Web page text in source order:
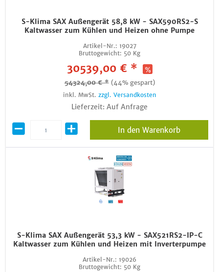
S-Klima SAX Außengerät 58,8 kW - SAX590RS2-S
Kaltwasser zum Kühlen und Heizen ohne Pumpe
Artikel-Nr.: 19027
Bruttogewicht: 50 Kg
30539,00 € *
54324,00 € * (44% gespart)
inkl. MwSt. zzgl. Versandkosten
Lieferzeit: Auf Anfrage
In den Warenkorb
S-Klima SAX Außengerät 53,3 kW - SAX521RS2-IP-C
Kaltwasser zum Kühlen und Heizen mit Inverterpumpe
Artikel-Nr.: 19026
Bruttogewicht: 50 Kg